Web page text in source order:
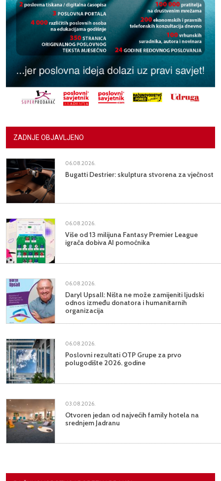
ZADNJE OBJAVLJENO
06.08.2026.
Bugatti Destrier: skulptura stvorena za vječnost
06.08.2026.
Više od 13 milijuna Fantasy Premier League
igrača dobiva AI pomoćnika
06.08.2026.
Daryl Upsall: Ništa ne može zamijeniti ljudski
odnos između donatora i humanitarnih
organizacija
06.08.2026.
Poslovni rezultati OTP Grupe za prvo
polugodište 2026. godine
03.08.2026.
Otvoren jedan od najvećih family hotela na
srednjem Jadranu